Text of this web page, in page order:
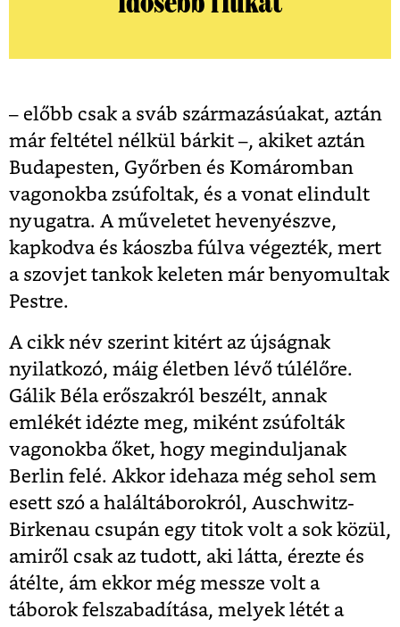
– előbb csak a sváb származásúakat, aztán
már feltétel nélkül bárkit –, akiket aztán
Budapesten, Győrben és Komáromban
vagonokba zsúfoltak, és a vonat elindult
nyugatra. A műveletet hevenyészve,
kapkodva és káoszba fúlva végezték, mert
a szovjet tankok keleten már benyomultak
Pestre.
A cikk név szerint kitért az újságnak
nyilatkozó, máig életben lévő túlélőre.
Gálik Béla erőszakról beszélt, annak
emlékét idézte meg, miként zsúfolták
vagonokba őket, hogy meginduljanak
Berlin felé. Akkor idehaza még sehol sem
esett szó a haláltáborokról, Auschwitz-
Birkenau csupán egy titok volt a sok közül,
amiről csak az tudott, aki látta, érezte és
átélte, ám ekkor még messze volt a
táborok felszabadítása, melyek létét a